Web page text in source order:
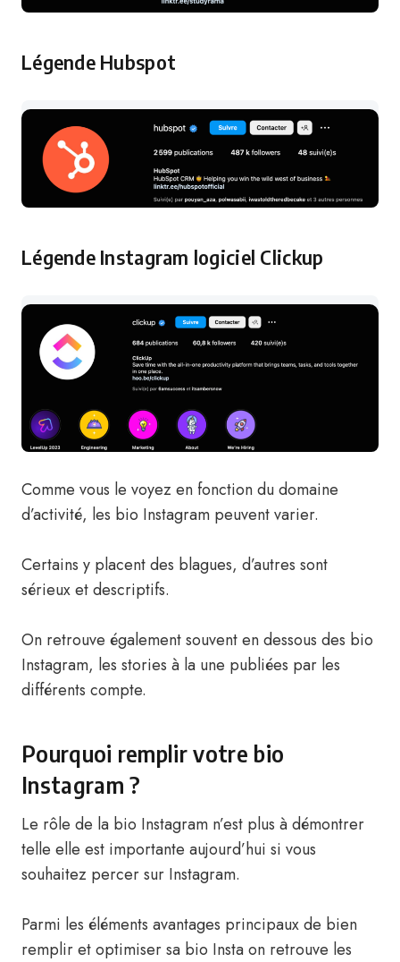
Légende Hubspot
Légende Instagram logiciel Clickup
Comme vous le voyez en fonction du domaine
d’activité, les bio Instagram peuvent varier.
Certains y placent des blagues, d’autres sont
sérieux et descriptifs.
On retrouve également souvent en dessous des bio
Instagram, les stories à la une publiées par les
différents compte.
Pourquoi remplir votre bio
Instagram ?
Le rôle de la bio Instagram n’est plus à démontrer
telle elle est importante aujourd’hui si vous
souhaitez percer sur Instagram.
Parmi les éléments avantages principaux de bien
remplir et optimiser sa bio Insta on retrouve les